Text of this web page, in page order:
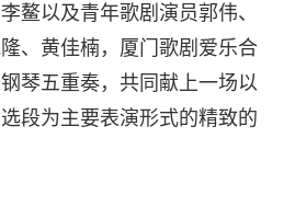
鳌以及青年歌剧演员郭伟、
、黄佳楠，厦门歌剧爱乐合
琴五重奏，共同献上一场以
段为主要表演形式的精致的